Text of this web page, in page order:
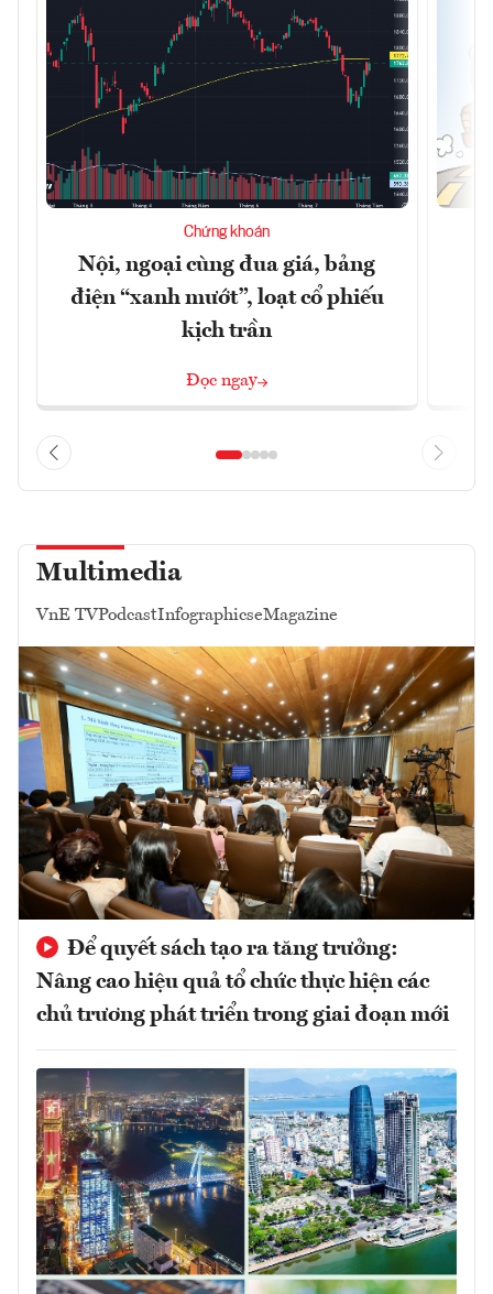
Chứng khoán
Nội, ngoại cùng đua giá, bảng
điện “xanh mướt”, loạt cổ phiếu
kịch trần
Đọc ngay
Multimedia
VnE TVPodcastInfographicseMagazine
Để quyết sách tạo ra tăng trưởng:
Nâng cao hiệu quả tổ chức thực hiện các
chủ trương phát triển trong giai đoạn mới